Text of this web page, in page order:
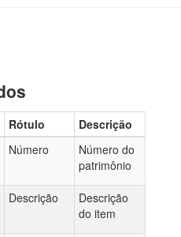
Rótulo
Descrição
Número
Número do
patrimônio
Descrição
Descrição
do item